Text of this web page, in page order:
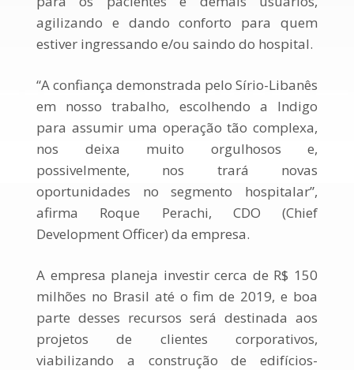
agilizando e dando conforto para quem
estiver ingressando e/ou saindo do hospital.
“A confiança demonstrada pelo Sírio-Libanês
em nosso trabalho, escolhendo a Indigo
para assumir uma operação tão complexa,
nos deixa muito orgulhosos e,
possivelmente, nos trará novas
oportunidades no segmento hospitalar”,
afirma Roque Perachi, CDO (Chief
Development Officer) da empresa.
A empresa planeja investir cerca de R$ 150
milhões no Brasil até o fim de 2019, e boa
parte desses recursos será destinada aos
projetos de clientes corporativos,
viabilizando a construção de edifícios-